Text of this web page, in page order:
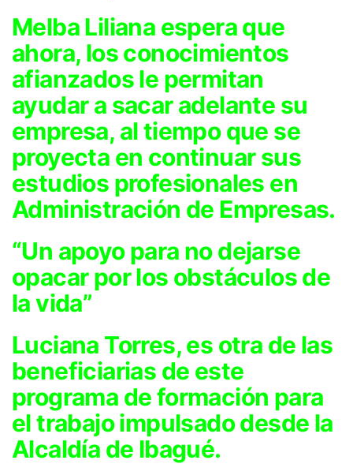
Melba Liliana espera que
ahora, los conocimientos
afianzados le permitan
ayudar a sacar adelante su
empresa, al tiempo que se
proyecta en continuar sus
estudios profesionales en
Administración de Empresas.
“Un apoyo para no dejarse
opacar por los obstáculos de
la vida”
Luciana Torres, es otra de las
beneficiarias de este
programa de formación para
el trabajo impulsado desde la
Alcaldía de Ibagué.